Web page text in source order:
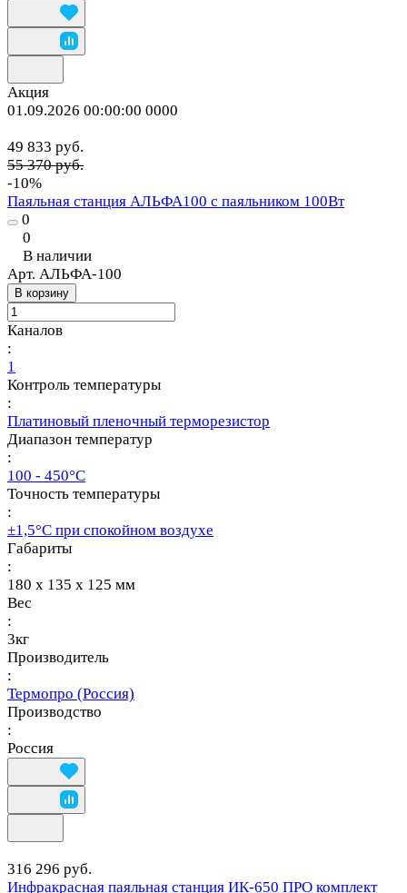
Акция
01.09.2026 00:00:00 0000
49 833 руб.
55 370 руб.
-10%
Паяльная станция АЛЬФА100 с паяльником 100Вт
0
0
В наличии
Арт. АЛЬФА-100
В корзину
Каналов
:
1
Контроль температуры
:
Платиновый пленочный терморезистор
Диапазон температур
:
100 - 450°С
Точность температуры
:
±1,5°С при спокойном воздухе
Габариты
:
180 х 135 х 125 мм
Вес
:
3кг
Производитель
:
Термопро (Россия)
Производство
:
Россия
316 296 руб.
Инфракрасная паяльная станция ИК-650 ПРО комплект